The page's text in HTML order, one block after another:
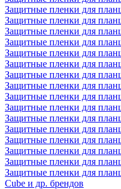
Защитные пленки для
Защитные пленки для
Защитные пленки для
Защитные пленки для
Защитные пленки для
Защитные пленки для
Защитные пленки для
Защитные пленки для
Защитные пленки для
Защитные пленки для
Защитные пленки для
Защитные пленки для
Защитные пленки для
Защитные пленки для
Защитные пленки для
Защитные пленки для
Cube и др. брендов